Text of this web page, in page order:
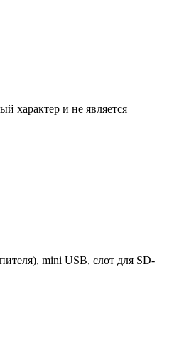
характер и не является
mini USB, слот для SD-